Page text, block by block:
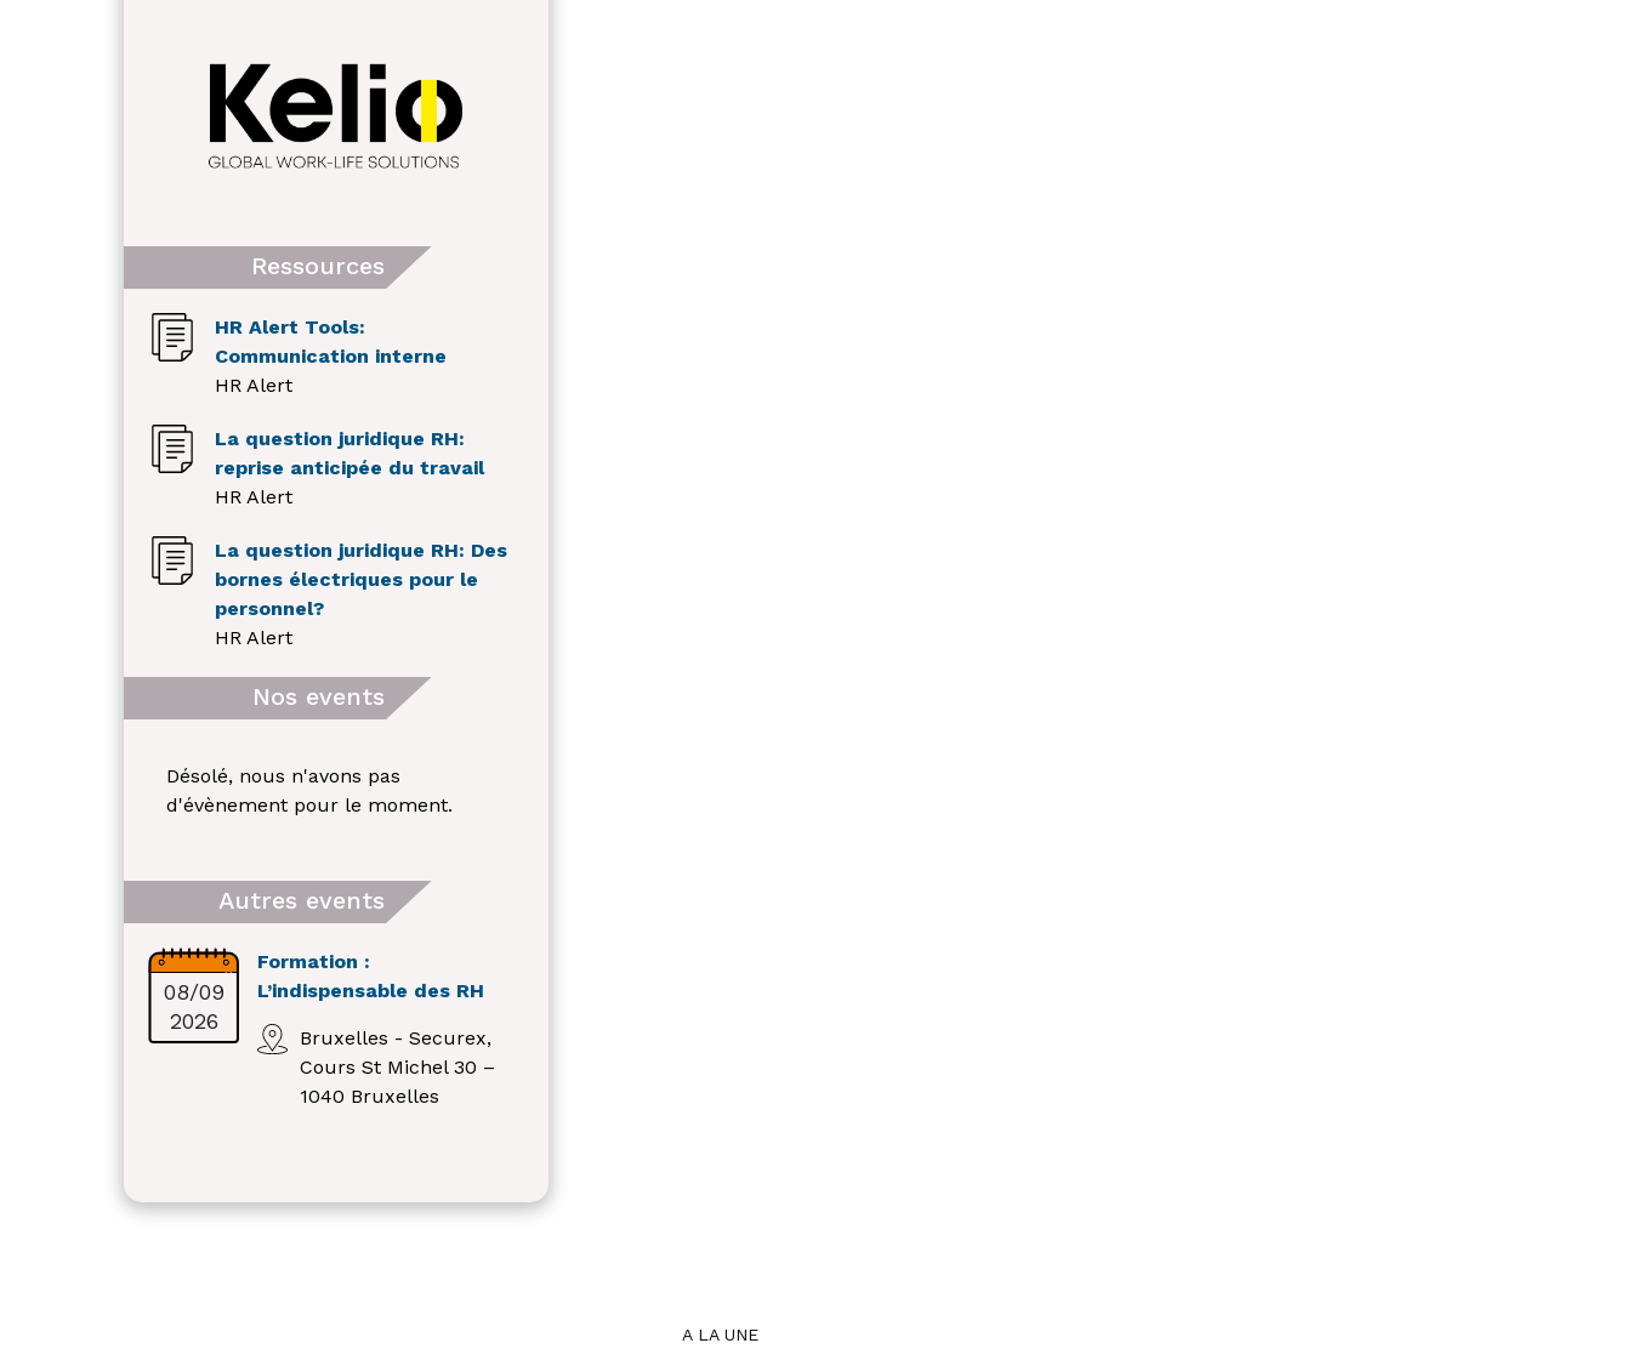
Ressources
HR Alert Tools:
Communication interne
HR Alert
La question juridique RH:
reprise anticipée du travail
HR Alert
La question juridique RH: Des
bornes électriques pour le
personnel?
HR Alert
Nos events
Désolé, nous n'avons pas
d'évènement pour le moment.
Autres events
08/09
2026
Formation :
L’indispensable des RH
Bruxelles - Securex,
Cours St Michel 30 –
1040 Bruxelles
A LA UNE